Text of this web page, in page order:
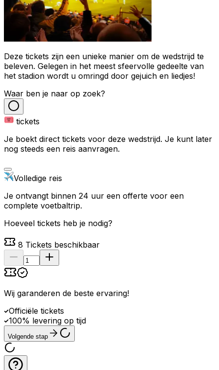
Deze tickets zijn een unieke manier om de wedstrijd te
beleven. Gelegen in het meest sfeervolle gedeelte van
het stadion wordt u omringd door gejuich en liedjes!
Waar ben je naar op zoek?
tickets
Je boekt direct tickets voor deze wedstrijd. Je kunt later
nog steeds een reis aanvragen.
Volledige reis
Je ontvangt binnen 24 uur een offerte voor een
complete voetbaltrip.
Hoeveel tickets heb je nodig?
8 Tickets beschikbaar
Wij garanderen de beste ervaring!
Officiële tickets
100% levering op tijd
Volgende stap